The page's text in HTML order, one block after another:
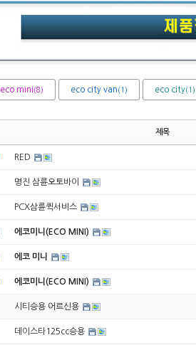
eco mini (8) eco city van (1) eco city(1)
제목
RED
명진 삼륜오토바이
PCX삼륜퀵서비스
에코미니(ECO MINI)
에코 미니
에코미니(ECO MINI)
시티승용 어르신용
데이스타125cc승용